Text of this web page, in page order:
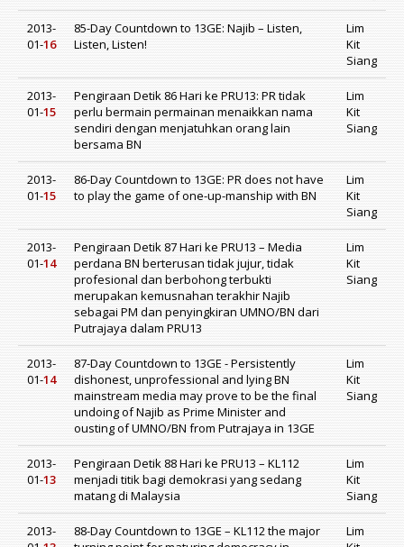
2013-
01-16
85-Day Countdown to 13GE: Najib – Listen,
Listen, Listen!
Lim
Kit
Siang
2013-
01-15
Pengiraan Detik 86 Hari ke PRU13: PR tidak
perlu bermain permainan menaikkan nama
sendiri dengan menjatuhkan orang lain
bersama BN
Lim
Kit
Siang
2013-
01-15
86-Day Countdown to 13GE: PR does not have
to play the game of one-up-manship with BN
Lim
Kit
Siang
2013-
01-14
Pengiraan Detik 87 Hari ke PRU13 – Media
perdana BN berterusan tidak jujur, tidak
profesional dan berbohong terbukti
merupakan kemusnahan terakhir Najib
sebagai PM dan penyingkiran UMNO/BN dari
Putrajaya dalam PRU13
Lim
Kit
Siang
2013-
01-14
87-Day Countdown to 13GE - Persistently
dishonest, unprofessional and lying BN
mainstream media may prove to be the final
undoing of Najib as Prime Minister and
ousting of UMNO/BN from Putrajaya in 13GE
Lim
Kit
Siang
2013-
01-13
Pengiraan Detik 88 Hari ke PRU13 – KL112
menjadi titik bagi demokrasi yang sedang
matang di Malaysia
Lim
Kit
Siang
2013-
88-Day Countdown to 13GE – KL112 the major
Lim